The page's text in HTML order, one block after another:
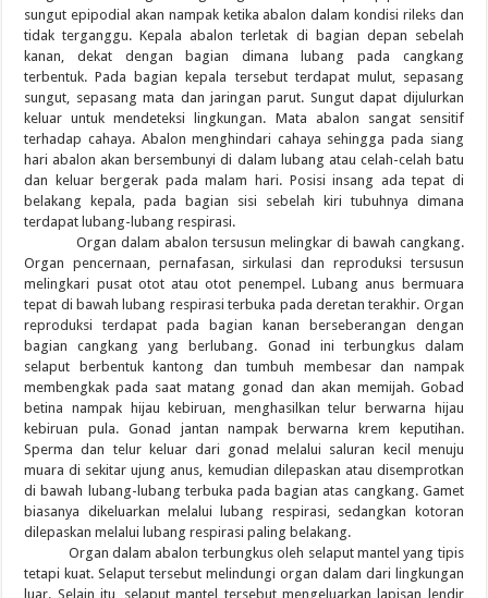
sungut epipodial akan nampak ketika abalon dalam kondisi rileks dan
tidak terganggu. Kepala abalon terletak di bagian depan sebelah
kanan, dekat dengan bagian dimana lubang pada cangkang
terbentuk. Pada bagian kepala tersebut terdapat mulut, sepasang
sungut, sepasang mata dan jaringan parut. Sungut dapat dijulurkan
keluar untuk mendeteksi lingkungan. Mata abalon sangat sensitif
terhadap cahaya. Abalon menghindari cahaya sehingga pada siang
hari abalon akan bersembunyi di dalam lubang atau celah-celah batu
dan keluar bergerak pada malam hari. Posisi insang ada tepat di
belakang kepala, pada bagian sisi sebelah kiri tubuhnya dimana
terdapat lubang-lubang respirasi.
Organ dalam abalon tersusun melingkar di bawah cangkang.
Organ pencernaan, pernafasan, sirkulasi dan reproduksi tersusun
melingkari pusat otot atau otot penempel. Lubang anus bermuara
tepat di bawah lubang respirasi terbuka pada deretan terakhir. Organ
reproduksi terdapat pada bagian kanan berseberangan dengan
bagian cangkang yang berlubang. Gonad ini terbungkus dalam
selaput berbentuk kantong dan tumbuh membesar dan nampak
membengkak pada saat matang gonad dan akan memijah. Gobad
betina nampak hijau kebiruan, menghasilkan telur berwarna hijau
kebiruan pula. Gonad jantan nampak berwarna krem keputihan.
Sperma dan telur keluar dari gonad melalui saluran kecil menuju
muara di sekitar ujung anus, kemudian dilepaskan atau disemprotkan
di bawah lubang-lubang terbuka pada bagian atas cangkang. Gamet
biasanya dikeluarkan melalui lubang respirasi, sedangkan kotoran
dilepaskan melalui lubang respirasi paling belakang.
Organ dalam abalon terbungkus oleh selaput mantel yang tipis
tetapi kuat. Selaput tersebut melindungi organ dalam dari lingkungan
luar. Selain itu, selaput mantel tersebut mengeluarkan lapisan lendir